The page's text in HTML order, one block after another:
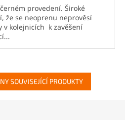
provedení. Široké
že se neoprenu neprověsí
v kolejnicích k zavěšení
SOUVISEJÍCÍ PRODUKTY